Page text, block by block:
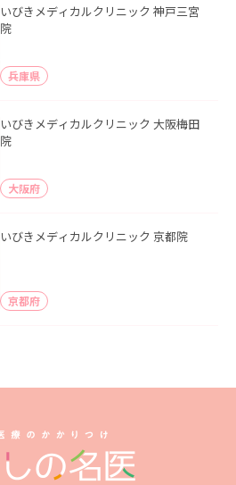
いびきメディカルクリニック 神戸三宮
院
兵庫県
いびきメディカルクリニック 大阪梅田
院
大阪府
いびきメディカルクリニック 京都院
京都府